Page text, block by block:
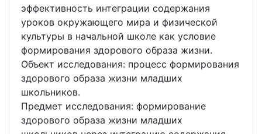
эффективность интеграции содержания
уроков окружающего мира и физической
культуры в начальной школе как условие
формирования здорового образа жизни.
Объект исследования: процесс формирования
здорового образа жизни младших
школьников.
Предмет исследования: формирование
здорового образа жизни младших